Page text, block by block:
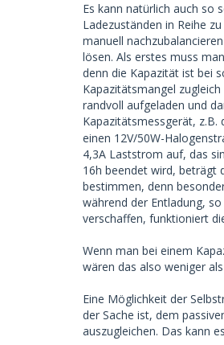
worden).
Einfach mal tiefer
Es kann natürlich auch so
Ladezuständen in Reihe
manuell
lösen. Als erstes muss
denn die Kapazität ist bei
Kapazitätsmangel
randvoll aufgeladen und
Kapazitätsmessgerät, z.B.
einen 12V/50W-
4,3A Laststrom auf, das
16h beendet wird, beträgt
bestimmen, denn
während der Entladung,
verschaffen, funktioniert
Wenn man bei einem
wären das also weniger
Eine Möglichkeit der
der Sache ist, dem
auszugleichen. Das kann